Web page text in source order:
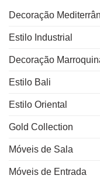
Decoração
Estilo Industrial
Decoração
Estilo Bali
Estilo Oriental
Gold Collection
Móveis de Sala
Móveis de Entrada